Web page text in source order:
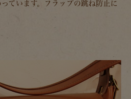
ています。フラップの跳ね防止に